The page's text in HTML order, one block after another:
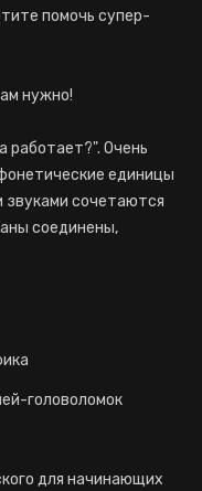
помочь супер-
нужно!
работает?". Очень
единицы
сочетаются
соединены,
головоломок
для начинающих